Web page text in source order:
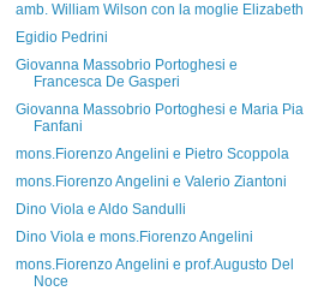
amb. William Wilson con la moglie Elizabeth
Egidio Pedrini
Giovanna Massobrio Portoghesi e
Francesca De Gasperi
Giovanna Massobrio Portoghesi e Maria Pia
Fanfani
mons.Fiorenzo Angelini e Pietro Scoppola
mons.Fiorenzo Angelini e Valerio Ziantoni
Dino Viola e Aldo Sandulli
Dino Viola e mons.Fiorenzo Angelini
mons.Fiorenzo Angelini e prof.Augusto Del
Noce